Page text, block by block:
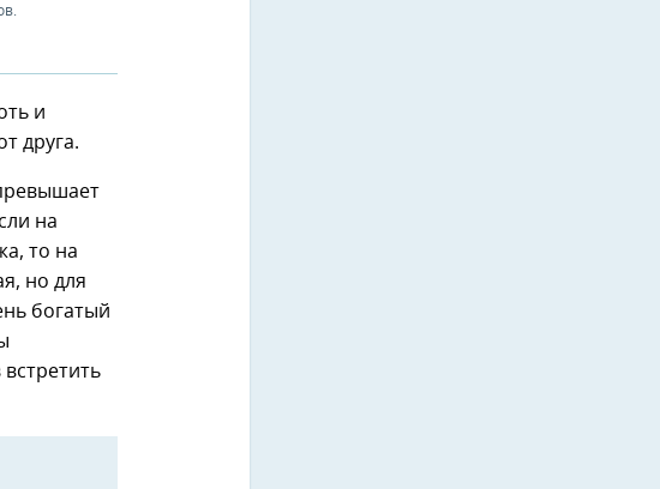
и
друга.
на
то на
но для
богатый